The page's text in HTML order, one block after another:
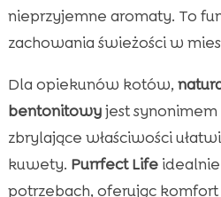
nieprzyjemne aromaty. To
zachowania świeżości w
Dla opiekunów kotów,
bentonitowyjest
zbrylające właściwości
kuwety. Purrfect Lifeidealnie
potrzebach, oferując